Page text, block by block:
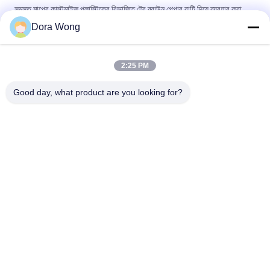
সমস্ত মাপের কাস্টমাইজ প্লাস্টিকের বিভাজিত ট্রে ব্রাউন পেপার বাটি দিয়ে ব্যবহার করা
যেতে পারে
পিপি ডিসপোজেবল ডাইভিং প্লাস্টিক প্লেট ডিনার জন্য, নমন এবং বিরতি প্রতিরোধী
ইকো বন্ধুত্বপূর্ণ প্লাস্টিকের কেক প্লেট, অতিরিক্ত স্টurdy সঙ্গে পুনর্ব্যবহারযোগ্য
Dora Wong
2:25 PM
Good day, what product are you looking for?